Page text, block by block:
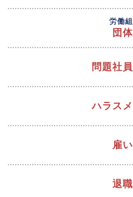
労働
団
問題社
ハラス
雇
退